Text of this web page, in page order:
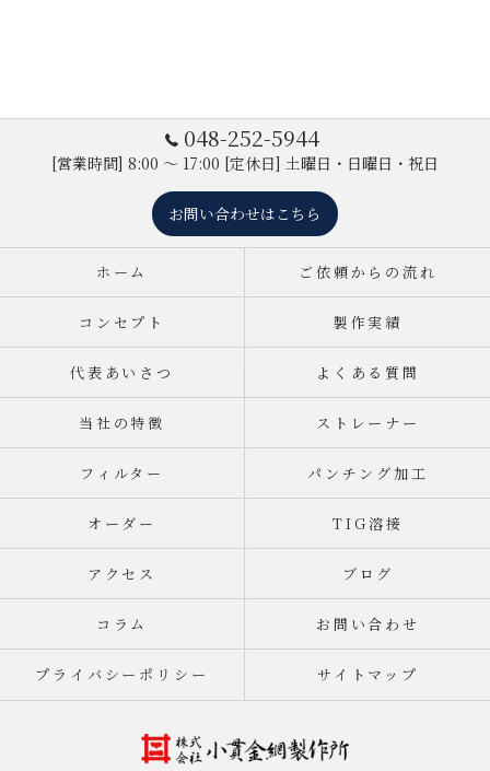
048-252-5944
[営業時間] 8:00 ～ 17:00 [定休日] 土曜日・日曜日・祝日
お問い合わせはこちら
ホーム ご依頼からの流れ
コンセプト 製作実績
代表あいさつ よくある質問
当社の特徴 ストレーナー
フィルター パンチング加工
オーダー TIG溶接
アクセス ブログ
コラム お問い合わせ
プライバシーポリシー サイトマップ